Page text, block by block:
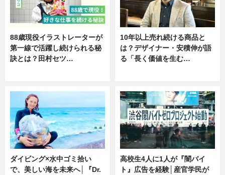
88歳現役イラストレーターが
第一線で活躍し続けられる秘
訣とは？田村セツ…
10年以上売れ続ける商品と
は？デザイナー・安積伸が語
る「長く価値を生む…
ダイビング×水中ゴミ拾い
で、美しい海を未来へ│『Dr.
高校生4人に1人が『闇バイ
ト』広告を経験│産官学民が